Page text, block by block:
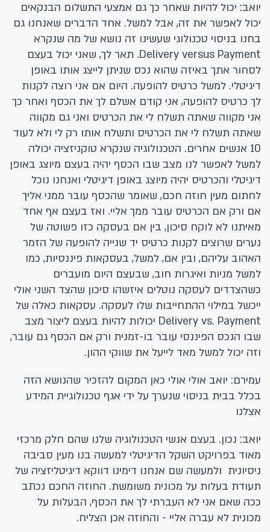
יואב: יכול להיות שאחר כך גם אמצעי התשלום הבנקאים
יכול לאפשר את זה, אבל למשל. אחד הדברים שאנחנו גם
בחנו בניסוי טכנולוגי שעשינו זה נושא של מה שנקרא
Delivery versus Payment. תאר לך, שאני יכול בעצם
לסחור אתך באיזה שהוא נכס שניתן לייצג אותו באופן
דיגיטלי. למשל כרטיס להופעה. היום אם אני רוצה לקנות
לך כרטיס להופעה, אני קודם אשלם לך את הכסף ואחר כך
אני מקווה שאתה תשלח לי את הכרטיס ואני גם מקווה
שאתה תשלח לי את הכרטיס ותשלח אותו רק לי ולא לעוד
10 אנשים אחרים. הטכנולוגיה שנקרא טוקניזציה יכולה
למשל לאפשר לנו מצב שבו הכסף יהיה בעצם מיוצג באופן
דיגיטלי והכרטיס יהיה מיוצג באופן דיגיטלי ואנחנו נוכל
לחתום מעין חוזה חכם, שאומר שהכסף עובר ממני אליך
אם ורק אם הכרטיס עובר ממך אליי. ואז בעצם אף אחד
מאיתנו לא לוקח סיכון, בין אם בעסקה כזו פשוטה של
נערים שרוצים לקנות כרטיס יד שנייה להופעה של הזמר
האהוב עליהם, ובין אם, למשל, בעסקאות פיננסיות, כמו
למשל מניות ואיגרות חוב, שבעצם היום מועברים
כשהצדדים לעסקה נוטלים איזשהו סיכון שהצד השני אולי
ייכשל במילוי ההתחייבות שלו לעסקה. עסקאות כאלה של
Delivery vs. Payment יכולות להיות בעצם ליצור מצב
שבו הנכס הפיננסי עובר בו-זמנית ורק אם הכסף גם עובר,
וזה יכול למשל מאד לייעל את שווקי ההון.
עמירם: יואב אולי אולי כאן המקום להזכיר שהנושא הזה
בכלל בבית בניסוי שנערך על ידי אגף טכנולוגיית המידע
אצלנו
יואב: נכון. בעצם אנשי הטכנולוגיה שלנו שהם חלק מרכזי
מאוד בפרויקט השקל הדיגיטלי למעשה בנו מעין סביבה
ניסיונית ולמעשה שם אנחנו דימינו דווקא דיגיטליזציה של
תעודת בעלות על מכונית משומשת. החוזה החכם נכתב
ככה שאם אני לא העברתי לך את הכסף, הבעלות על
מכונית לא עברה אליי - והחוזה אכן הצליח.